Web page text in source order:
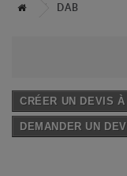
DAB
CRÉER UN DEVIS
DEMANDER UN